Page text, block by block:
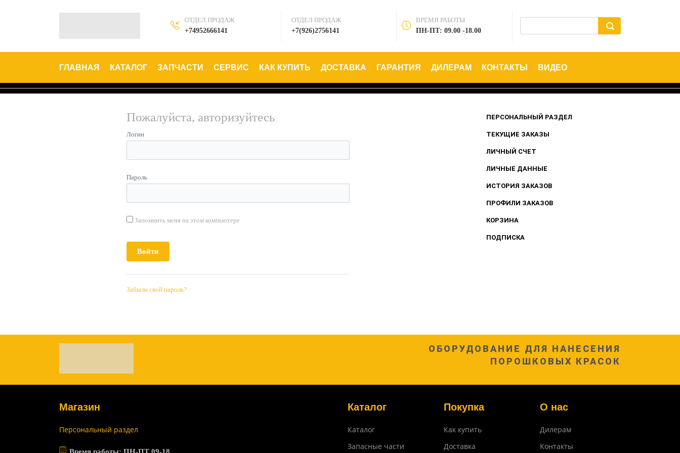
ОТДЕЛ ПРОДАЖ
+74952666141
ОТДЕЛ ПРОДАЖ
+7(926)2756141
ВРЕМЯ РАБОТЫ
ПН-ПТ: 09.00 -18.00
ГЛАВНАЯ КАТАЛОГ ЗАПЧАСТИ СЕРВИС КАК КУПИТЬ ДОСТАВКА ГАРАНТИЯ ДИЛЕРАМ КОНТАКТЫ ВИДЕО
ПЕРСОНАЛЬНЫЙ РАЗДЕЛ
ТЕКУЩИЕ ЗАКАЗЫ
ЛИЧНЫЙ СЧЕТ
ЛИЧНЫЕ ДАННЫЕ
ИСТОРИЯ ЗАКАЗОВ
ПРОФИЛИ ЗАКАЗОВ
КОРЗИНА
ПОДПИСКА
Пожалуйста, авторизуйтесь
Логин
Пароль
Запомнить меня на этом компьютере
Забыли свой пароль?
ОБОРУДОВАНИЕ ДЛЯ НАНЕСЕНИЯ
ПОРОШКОВЫХ КРАСОК
Магазин
Персональный раздел
Каталог
Каталог
Запасные части
Покупка
Как купить
Доставка
О нас
Дилерам
Контакты